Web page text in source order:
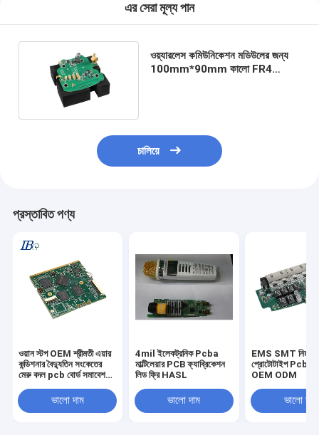
এর সেরা মূল্য পান
ওয়্যারলেস কমিউনিকেশন মডিউলের জন্য
100mm*90mm কালো FR4
চালিয়ে
প্রস্তাবিত পণ্য
ওয়ান স্টপ OEM শ্রীমতী এয়ার
কন্ডিশনার বৈদ্যুতিন সংকেতের
মেরু বদল pcb বোর্ড সমাবেশ
ভালো দাম
4mil ইলেকট্রনিক Pcba
মাল্টিলেয়ার PCB ফ্যাব্রিকেশন
লিড ফ্রি HASL
ভালো দাম
EMS SMT নিমজ্জন
প্রোটোটাইপ Pcb
OEM ODM
ভালো দাম